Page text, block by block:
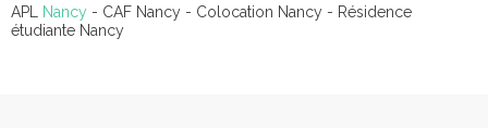
APL Nancy - CAF Nancy - Colocation Nancy - Résidence
étudiante Nancy